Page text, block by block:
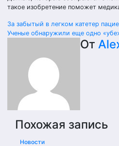
такое изобретение поможет
Навигация
записям
За забытый в легком катетер
Ученые обнаружили еще одно
От
Похожая запись
Новости